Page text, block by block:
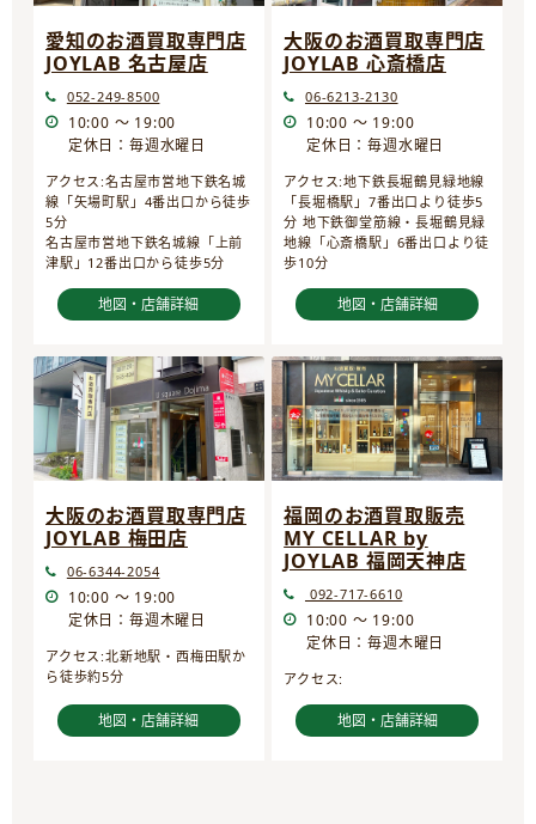
愛知のお酒買取専門店
JOYLAB 名古屋店
052-249-8500
10:00 ～ 19:00
定休日：毎週水曜日
アクセス:名古屋市営地下鉄名城
線「矢場町駅」4番出口から徒歩
5分
名古屋市営地下鉄名城線「上前
津駅」12番出口から徒歩5分
地図・店舗詳細
大阪のお酒買取専門店
JOYLAB 心斎橋店
06-6213-2130
10:00 ～ 19:00
定休日：毎週水曜日
アクセス:地下鉄長堀鶴見緑地線
「長堀橋駅」7番出口より徒歩5
分 地下鉄御堂筋線・長堀鶴見緑
地線「心斎橋駅」6番出口より徒
歩10分
地図・店舗詳細
大阪のお酒買取専門店
JOYLAB 梅田店
06-6344-2054
10:00 ～ 19:00
定休日：毎週木曜日
アクセス:北新地駅・西梅田駅か
ら徒歩約5分
地図・店舗詳細
福岡のお酒買取販売
MY CELLAR by
JOYLAB 福岡天神店
092-717-6610
10:00 ～ 19:00
定休日：毎週木曜日
アクセス:
地図・店舗詳細